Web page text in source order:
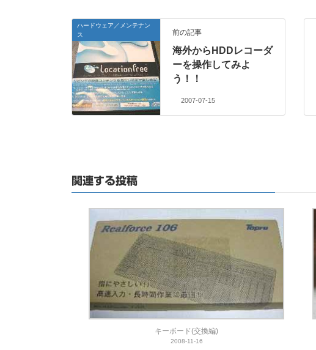
ハードウェア／メンテナン
ス
前の記事
海外からHDDレコーダ
ーを操作してみよ
う！！
2007-07-15
関連する投稿
キーボード(交換編)
2008-11-16